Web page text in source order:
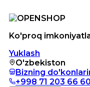
Ko'proq
Yuklash
O'zbekiston
Bizning
+998 71 203 66 60